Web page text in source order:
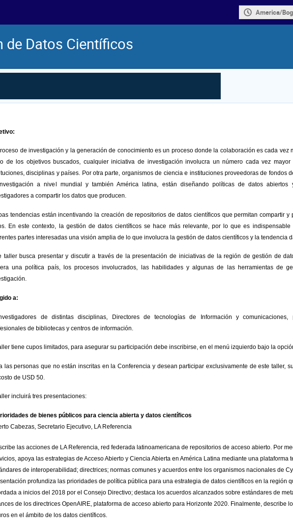
America/
de Datos Científicos
de investigación y la generación de conocimiento es un proceso donde la colaboración es cada vez
de los objetivos buscados, cualquier iniciativa de investigación involucra un número cada vez mayor
disciplinas y países. Por otra parte, organismos de ciencia e instituciones proveedoras de fondos
a nivel mundial y también América latina, están diseñando políticas de datos
a compartir los datos que producen.
tendencias están incentivando la creación de repositorios de datos científicos que permitan compartir y
En este contexto, la gestión de datos científicos se hace más relevante, por lo que es indispensable
partes interesadas una visión amplia de lo que involucra la gestión de datos científicos y la tendencia
taller busca presentar y discutir a través de la presentación de iniciativas de la región de gestión de
una política país, los procesos involucrados, las habilidades y algunas de las herramientas de
a:
de distintas disciplinas, Directores de tecnologías de Información y comunicaciones,
de bibliotecas y centros de información.
tiene cupos limitados, para asegurar su participación debe inscribirse, en el menú izquierdo bajo la
las personas que no están inscritas en la Conferencia y desean participar exclusivamente de este taller,
de USD 50.
incluirá tres presentaciones:
de bienes públicos para ciencia abierta y datos científicos
Cabezas, Secretario Ejecutivo, LA Referencia
las acciones de LA Referencia, red federada latinoamericana de repositorios de acceso abierto. Por
apoya las estrategias de Acceso Abierto y Ciencia Abierta en América Latina mediante una plataforma
de interoperabilidad; directrices; normas comunes y acuerdos entre los organismos nacionales de
profundiza las prioridades de política pública para una estrategia de datos científicos en la región
a inicios del 2018 por el Consejo Directivo; destaca los acuerdos alcanzados sobre estándares de
de los directrices OpenAIRE, plataforma de acceso abierto para Horizonte 2020. Finalmente, describe
en el ámbito de los datos científicos.